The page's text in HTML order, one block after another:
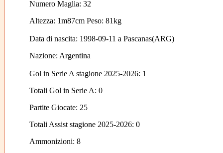
Numero Maglia: 32
Altezza: 1m87cm Peso: 81kg
Data di nascita: 1998-09-11 a Pascanas(ARG)
Nazione: Argentina
Gol in Serie A stagione 2025-2026: 1
Totali Gol in Serie A: 0
Partite Giocate: 25
Totali Assist stagione 2025-2026: 0
Ammonizioni: 8